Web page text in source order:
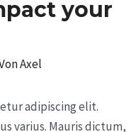
your
Axel
adipiscing elit.
varius. Mauris dictum,